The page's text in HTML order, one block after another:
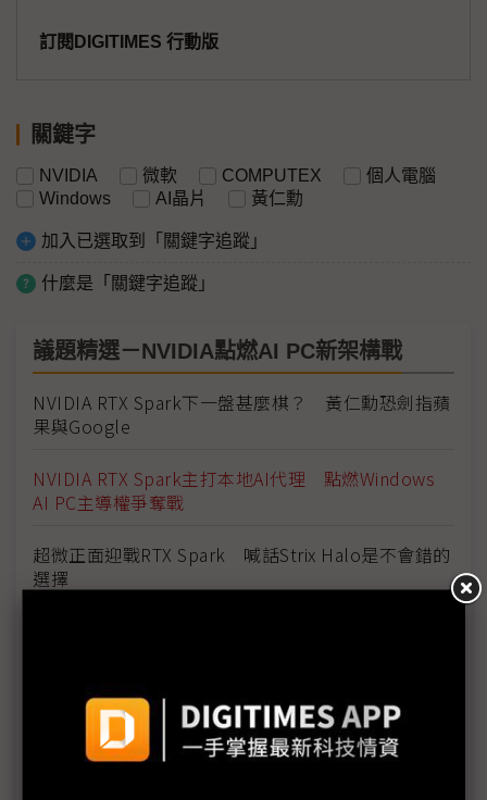
訂閱DIGITIMES 行動版
關鍵字
NVIDIA 微軟 COMPUTEX
個人電腦
Windows
AI晶片 黃仁勳
加入已選取到「關鍵字追蹤」
什麼是「關鍵字追蹤」
議題精選－NVIDIA點燃AI PC新架構戰
NVIDIA RTX Spark下一盤甚麼棋？ 黃仁勳恐劍指蘋
果與Google
NVIDIA RTX Spark主打本地AI代理 點燃Windows
AI PC主導權爭奪戰
超微正面迎戰RTX Spark 喊話Strix Halo是不會錯的
選擇
x86優勢
光寶邱森彬：RTX Spark將重新定義AI PC 遲早成為